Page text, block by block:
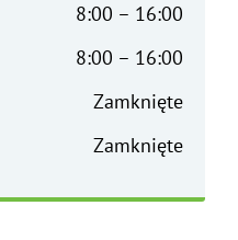
8:00 – 16:00
8:00 – 16:00
Zamknięte
Zamknięte